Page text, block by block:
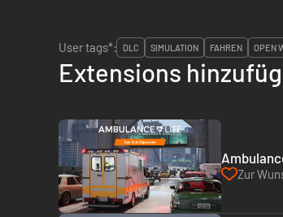
User tags*:
DLC SIMULATION FAHREN OPEN
Extensions
Zur